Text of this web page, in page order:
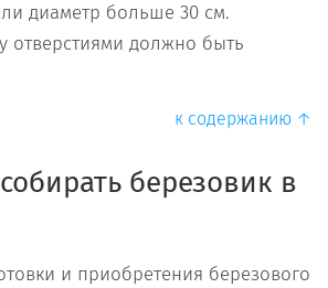
диаметр больше 30 см.
отверстиями должно быть
к содержанию ↑
березовик в
и приобретения березового